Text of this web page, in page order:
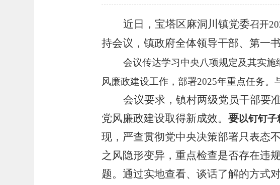
近日，宝塔区麻洞川镇党委召开
持会议， 镇政府全体领导干部、第一
会议传达学习中央八项规定及其实
风廉政建设工作，部署2025年重点任务。
会议要求，镇村两级党员干部要
党风廉政建设取得新成效。 要以钉钉
现，严查贯彻党中央决策部署只表态
之风隐形变异， 重点检查是否存在违
题。通过实地查看、谈话了解的方式